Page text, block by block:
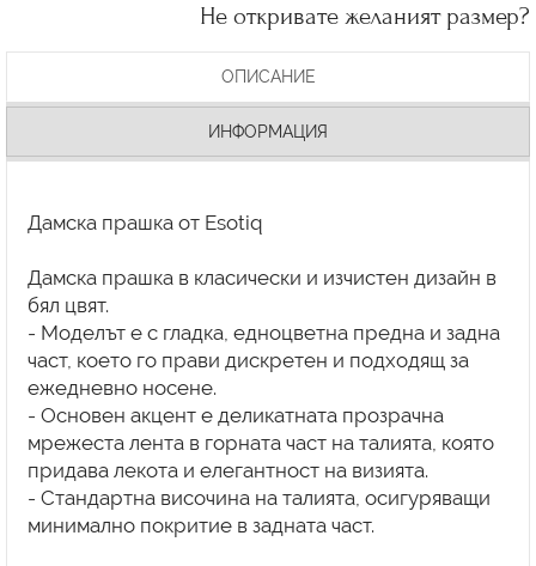
Не откривате желаният размер?
ОПИСАНИЕ
ИНФОРМАЦИЯ
Дамска прашка от Esotiq
Дамска прашка в класически и изчистен дизайн в
бял цвят.
- Моделът е с гладка, едноцветна предна и задна
част, което го прави дискретен и подходящ за
ежедневно носене.
- Основен акцент е деликатната прозрачна
мрежеста лента в горната част на талията, която
придава лекота и елегантност на визията.
- Стандартна височина на талията, осигуряващи
минимално покритие в задната част.